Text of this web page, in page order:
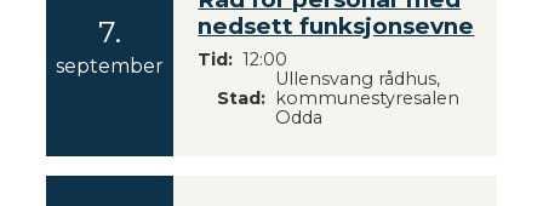
7.
september
2
nedsett funksjonsevne
Tid
12:00
Stad
Ullensvang rådhus,
kommunestyresalen
Odda